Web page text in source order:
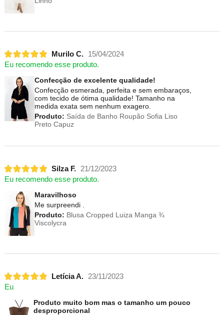
Murilo C.
15/04/2024
Eu recomendo esse produto.
Confecção de excelente qualidade!
Confecção esmerada, perfeita e sem embaraços,
com tecido de ótima qualidade! Tamanho na
medida exata sem nenhum exagero.
Produto: Saída de Banho Roupão Sofia Liso
Preto Capuz
Silza F.
21/12/2023
Eu recomendo esse produto.
Maravilhoso
Me surpreendi .
Produto: Blusa Cropped Luiza Manga ¾
Viscolycra
Letícia A.
23/11/2023
Eu
Produto muito bom mas o tamanho um pouco
desproporcional